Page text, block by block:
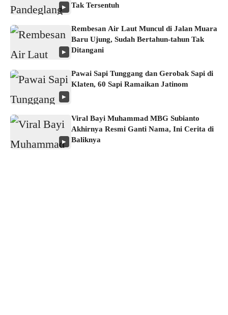
▶
Tak Tersentuh
▶
Rembesan Air Laut Muncul di Jalan Muara
Baru Ujung, Sudah Bertahun-tahun Tak
Ditangani
▶
Pawai Sapi Tunggang dan Gerobak Sapi di
Klaten, 60 Sapi Ramaikan Jatinom
▶
Viral Bayi Muhammad MBG Subianto
Akhirnya Resmi Ganti Nama, Ini Cerita di
Baliknya